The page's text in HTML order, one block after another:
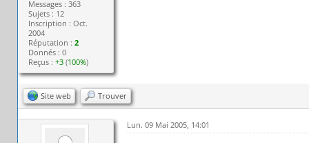
Messages : 363
Sujets : 12
Inscription : Oct.
2004
Réputation :2
Donnés : 0
Reçus :+3 (100%)
Site web Trouver
Lun. 09 Mai 2005, 14:01